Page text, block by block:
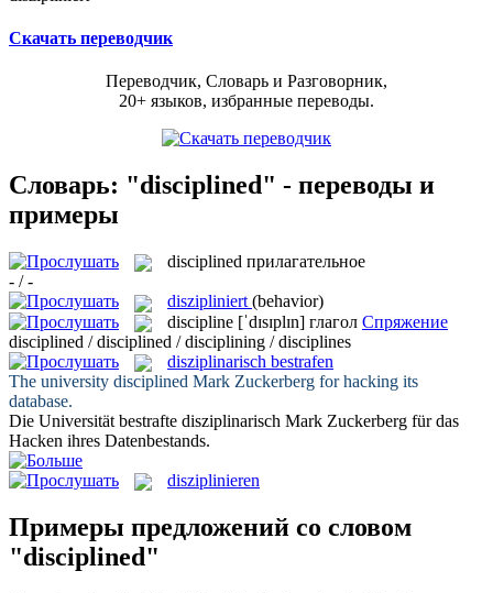
Скачать переводчик
Переводчик, Словарь и Разговорник,
20+ языков, избранные переводы.
Словарь: "disciplined" - переводы и
примеры
disciplined прилагательное
- / -
diszipliniert (behavior)
discipline [ˈdɪsɪplɪn] глагол Спряжение
disciplined / disciplined / disciplining / disciplines
disziplinarisch bestrafen
The university disciplined Mark Zuckerberg for hacking its
database.
Die Universität bestrafte disziplinarisch Mark Zuckerberg für das
Hacken ihres Datenbestands.
disziplinieren
Примеры предложений со словом
"disciplined"